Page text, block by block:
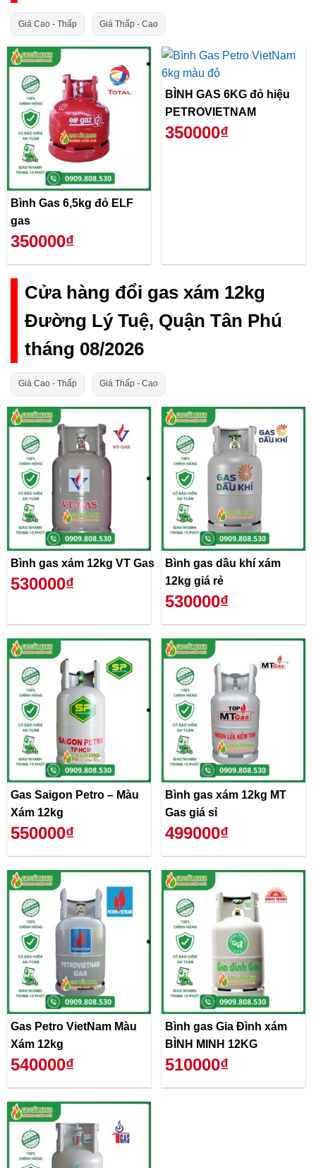
Giá Cao - Thấp Giá Thấp - Cao
Bình Gas 6,5kg đỏ ELF
gas
350000₫
BÌNH GAS 6KG đỏ hiệu
PETROVIETNAM
350000₫
Cửa hàng đổi gas xám 12kg
Đường Lý Tuệ, Quận Tân Phú
tháng 08/2026
Giá Cao - Thấp Giá Thấp - Cao
Bình gas xám 12kg VT Gas
530000₫
Bình gas dầu khí xám
12kg giá rẻ
530000₫
Gas Saigon Petro – Màu
Xám 12kg
550000₫
Bình gas xám 12kg MT
Gas giá sỉ
499000₫
Gas Petro VietNam Màu
Xám 12kg
540000₫
Bình gas Gia Đình xám
BÌNH MINH 12KG
510000₫